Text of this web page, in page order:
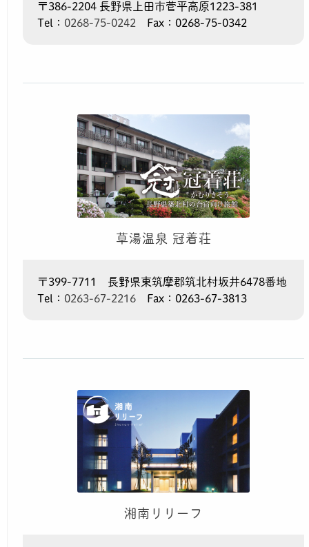
〒386-2204 長野県上田市菅平高原1223-381
Tel： 0268-75-0242 Fax：0268-75-0342
草湯温泉 冠着荘
〒399-7711 長野県東筑摩郡筑北村坂井6478番地
Tel： 0263-67-2216Fax：0263-67-3813
湘南リリーフ